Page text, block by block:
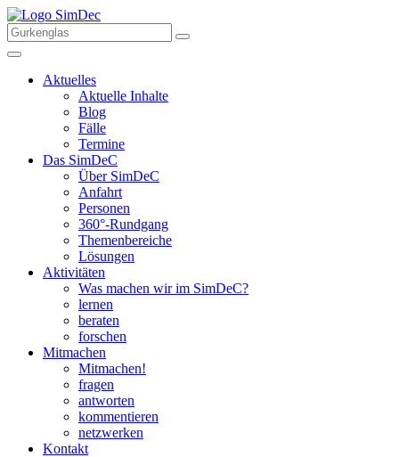
Aktuelles
Aktuelle Inhalte
Blog
Fälle
Termine
Das SimDeC
Über SimDeC
Anfahrt
Personen
360°-Rundgang
Themenbereiche
Lösungen
Aktivitäten
Was machen wir im SimDeC?
lernen
beraten
forschen
Mitmachen
Mitmachen!
fragen
antworten
kommentieren
netzwerken
Kontakt